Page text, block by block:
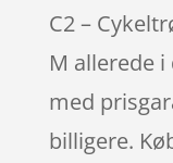
C2 –
M allerede i
med
billigere.